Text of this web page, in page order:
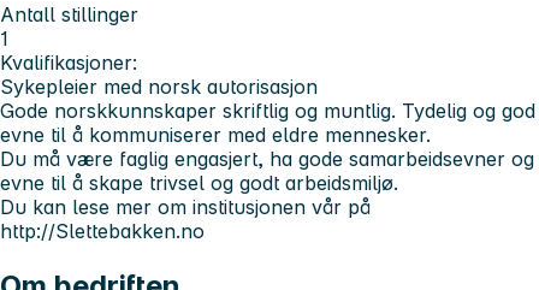
Antall stillinger
1
Kvalifikasjoner:
Sykepleier med norsk autorisasjon
Gode norskkunnskaper skriftlig og muntlig. Tydelig og god
evne til å kommuniserer med eldre mennesker.
Du må være faglig engasjert, ha gode samarbeidsevner og
evne til å skape trivsel og godt arbeidsmiljø.
Du kan lese mer om institusjonen vår på
http://Slettebakken.no